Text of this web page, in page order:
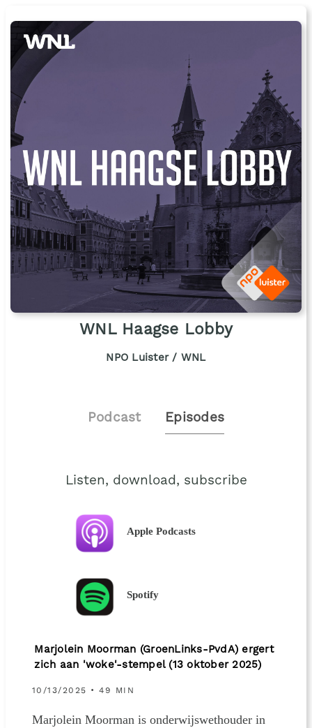
WNL Haagse Lobby
NPO Luister / WNL
Podcast Episodes
Listen, download, subscribe
Apple Podcasts
Spotify
Marjolein Moorman (GroenLinks-PvdA) ergert
zich aan 'woke'-stempel (13 oktober 2025)
10/13/2025 • 49 MIN
Marjolein Moorman is onderwijswethouder in